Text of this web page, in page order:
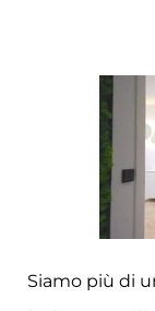
Siamo più di